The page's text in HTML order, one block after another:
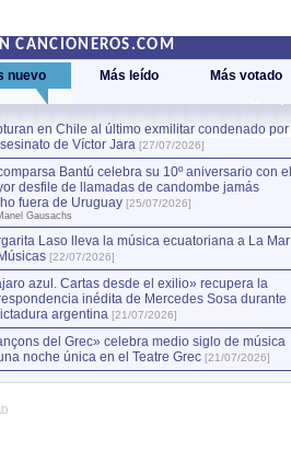
CANCIONEROS.COM
nuevo Más leído Más votado
en Chile al último exmilitar condenado por
de Víctor Jara [27/07/2026]
Bantú celebra su 10º aniversario con el
desfile de llamadas de candombe jamás
fuera de Uruguay [25/07/2026]
Gausachs
Laso lleva la música ecuatoriana a La Mar
[22/07/2026]
azul. Cartas desde el exilio» recupera la
inédita de Mercedes Sosa durante
argentina [21/07/2026]
del Grec» celebra medio siglo de música
noche única en el Teatre Grec [21/07/2026]